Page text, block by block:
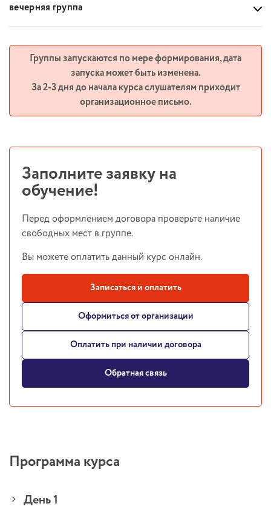
вечерняя группа
Группы запускаются по мере формирования, дата
запуска может быть изменена.
За 2-3 дня до начала курса слушателям приходит
организационное письмо.
Заполните заявку на
обучение!
Перед оформлением договора проверьте наличие
свободных мест в группе.
Вы можете оплатить данный курс онлайн.
Записаться и оплатить
Оформиться от организации
Оплатить при наличии договора
Обратная связь
Программа курса
День 1